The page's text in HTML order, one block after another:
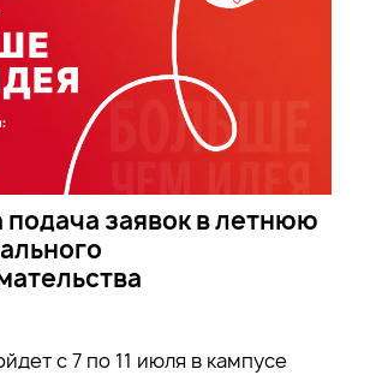
подача заявок в летнюю
с 7 по 11 июля в кампусе